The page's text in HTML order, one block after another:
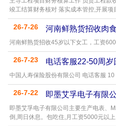
竣工结算财务核对 落实成本管控,开展项
26-7-26 河南鲜熟货招收肉
河南鲜熟货招收45岁以下女工，工资
26-7-23 电话客服22-50周
中国人寿保险股份有限公司 电话客服
26-7-22 即墨艾孚电子有限
即墨艾孚电子有限公司主要生产电表、
倒,周日休息。包吃住,月工资5000元以